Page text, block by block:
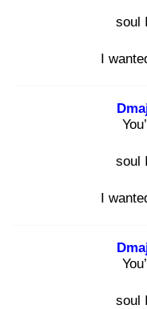
soul
I
Yo
soul
I
Yo
soul